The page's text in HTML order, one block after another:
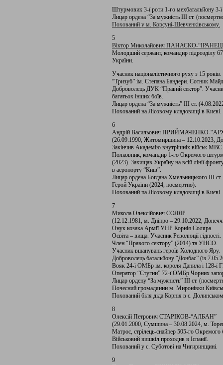
Штурмовик 3-ї роти 1-го мехбатальйону
Лицар ордена “За мужність ІІІ ст.
Похований у м. Корсуні-Шевченківському.
5
Віктор Миколайович ПАНАСКО-
Молодший сержант, командир підрозділу
України.
Учасник націоналістичного руху з 15
“Тризуб” ім. Степана Бандери. Сотник
Доброволець ДУК “Правий сектор”.
багатьох інших боїв.
Лицар ордена “За мужність” III ст.
Похований на Лісовому кладовищі в Києві.
6
Андрій Васильович ПРИЙМАЧЕНКО-
(26.09.1990, Житомирщина – 12.10.2023,
Закінчив Академію внутрішніх військ
Полковник, командир 1-го Окремого
(2023). Захищав Україну на всій лінії
в аеропорту “Київ”.
Лицар ордена Богдана Хмельницького ІІІ
Герой України (2024, посмертно).
Похований па Лісовому кладовищі в Києві.
7
Микола Олексійович СОЛЯР
(12.12.1981, м. Дніпро – 29.10.2022,
Онук козака Армії УНР Корнія Соляра.
Освіта – вища. Учасник Революції гідності.
Член “Правого сектору” (2014) та УНСО.
Учасник вшанувань героїв Холодного Яру.
Доброволець батальйону “Донбас” (із
Вояк 24-ї ОМБр ім. короля Данила і 128-ї
Оператор “Стугни” 72-ї ОМБр Чорних
Лицар ордену “За мужність” III ст.
Почесний громадянин м. Миронівки
Похований біля діда Корнія в с.
8
Олексій Петрович СТАРІКОВ-“АЛБАН”
(29.01.2000, Сумщина – 30.08.2024, м.
Матрос, стрілець-снайпер 505-го Окремого
Військовий вишкіл проходив в Іспанії.
Похований у с. Суботові на Чигиринщині.
9